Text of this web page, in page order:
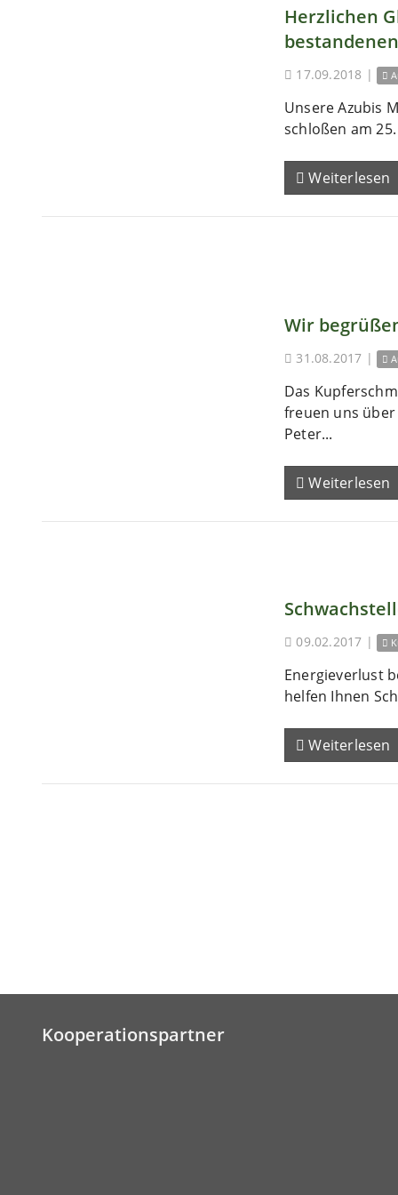
Herzlichen
17.09.2018 |
Unsere Azubis
schloßen am
Weiterlesen
Wir
31.08.2017 |
Das
freuen uns
Peter...
Weiterlesen
09.02.2017 |
Energieverlust
helfen Ihnen
Weiterlesen
Kooperationspartner